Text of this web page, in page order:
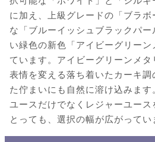
に加え、上級グレードの「ブラ
な「ブルーイッシュブラックパ
い緑色の新色「アイビーグリー
ています。アイビーグリーンメ
表情を変える落ち着いたカーキ
た佇まいにも自然に溶け込みま
ユースだけでなくレジャーユー
とっても、選択の幅が広がってい